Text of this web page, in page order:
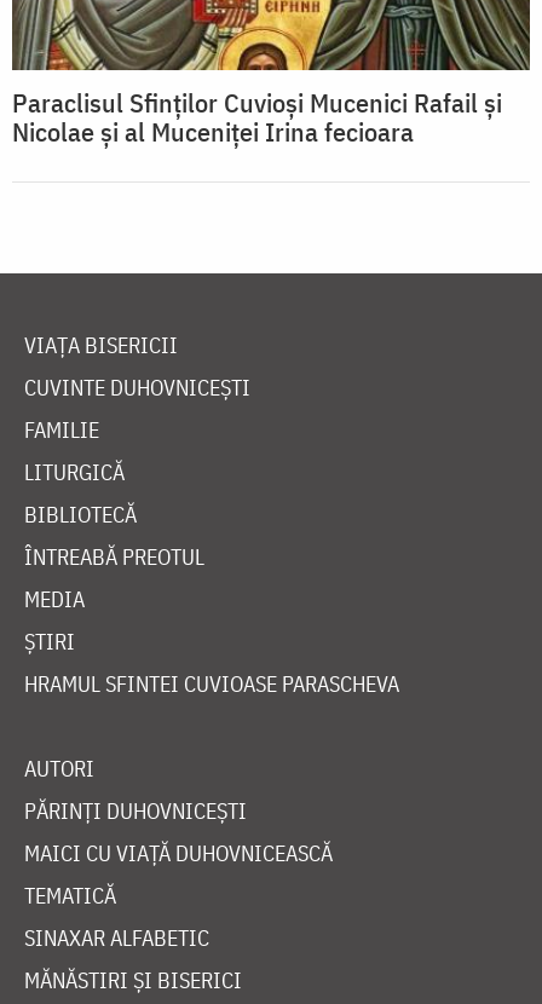
Paraclisul Sfinților Cuvioși Mucenici Rafail și
Nicolae și al Muceniței Irina fecioara
VIAȚA BISERICII
CUVINTE DUHOVNICEȘTI
FAMILIE
LITURGICĂ
BIBLIOTECĂ
ÎNTREABĂ PREOTUL
MEDIA
ȘTIRI
HRAMUL SFINTEI CUVIOASE PARASCHEVA
AUTORI
PĂRINȚI DUHOVNICEȘTI
MAICI CU VIAȚĂ DUHOVNICEASCĂ
TEMATICĂ
SINAXAR ALFABETIC
MĂNĂSTIRI ȘI BISERICI